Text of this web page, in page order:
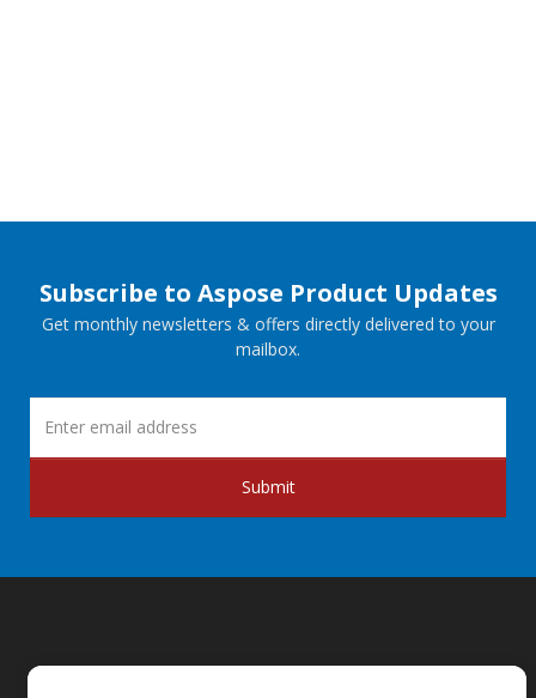
Subscribe to Aspose Product Updates
Get monthly newsletters & offers directly delivered to your
mailbox.
Submit